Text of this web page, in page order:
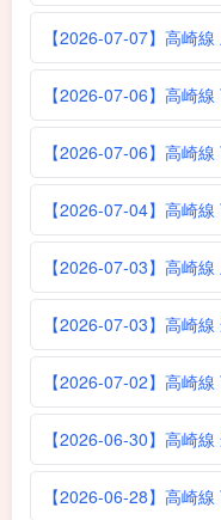
【2026-07-07】高崎
【2026-07-06】高崎
【2026-07-06】高崎
【2026-07-04】高崎
【2026-07-03】高崎
【2026-07-03】高崎線
【2026-07-02】高崎
【2026-06-30】高崎線
【2026-06-28】高崎